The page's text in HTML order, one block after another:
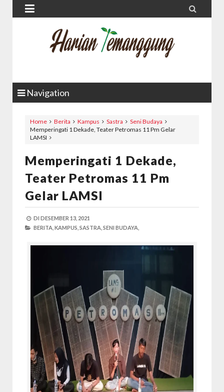
 
Navigation
Home Berita Kampus Sastra
Seni Budaya
Memperingati 1 Dekade, Teater Petromas 11 Pm Gelar
LAMSI
Memperingati 1 Dekade,
Teater Petromas 11 Pm
Gelar LAMSI
DI DESEMBER 13, 2021
BERITA, KAMPUS, SASTRA, SENI BUDAYA,